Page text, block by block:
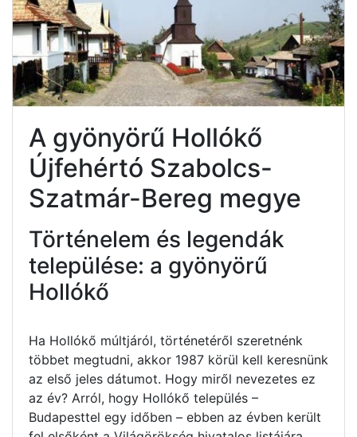
A gyönyörű Hollókő
Újfehértó Szabolcs-
Szatmár-Bereg megye
Történelem és legendák
települése: a gyönyörű
Hollókő
Ha Hollókő múltjáról, történetéről szeretnénk
többet megtudni, akkor 1987 körül kell keresnünk
az első jeles dátumot. Hogy miről nevezetes ez
az év? Arról, hogy Hollókő település –
Budapesttel egy időben – ebben az évben került